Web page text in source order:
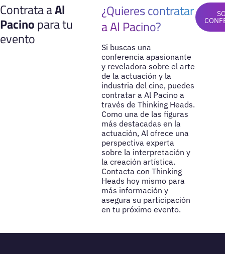
Contrata aAl
Pacinopara tu
evento
¿Quieres contratar
a Al Pacino?
Si buscas una
conferencia apasionante
y reveladora sobre el arte
de la actuación y la
industria del cine, puedes
contratar a Al Pacino a
través de Thinking Heads.
Como una de las figuras
más destacadas en la
actuación, Al ofrece una
perspectiva experta
sobre la interpretación y
la creación artística.
Contacta con Thinking
Heads hoy mismo para
más información y
asegura su participación
en tu próximo evento.